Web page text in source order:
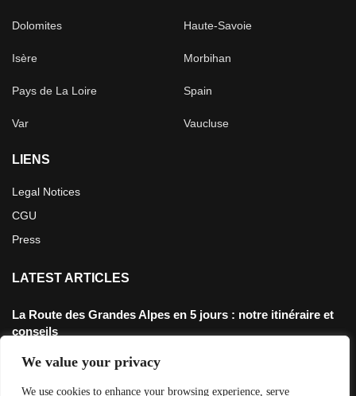
We value your privacy
We use cookies to enhance your browsing experience, serve
Dolomites Haute-Savoie
Isère Morbihan
Pays de La Loire Spain
Var Vaucluse
LIENS
Legal Notices
CGU
Press
LATEST ARTICLES
La Route des Grandes Alpes en 5 jours : notre itinéraire et
conseils
Défi 3200m: Rouler jusqu’au point le plus haut de France en